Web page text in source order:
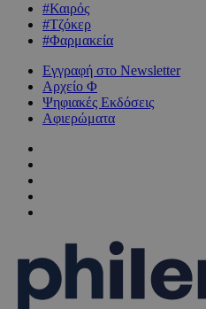
#Καιρός
#Τζόκερ
#Φαρμακεία
Εγγραφή στο Newsletter
Αρχείο Φ
Ψηφιακές Εκδόσεις
Αφιερώματα